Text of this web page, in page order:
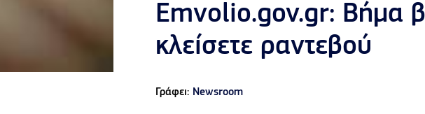
Emvolio.gov.gr: Βήμα
κλείσετε ραντεβού
Γράφει: Newsroom